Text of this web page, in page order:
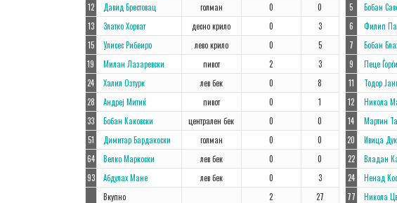
12
Давид Брестовац голман 0
0
13
Златко Хорват десно крило 0
3
15
Улисес Рибеиро лево крило 0
5
19
Милан Лазаревски пивот 2
3
24
Халил Озтурк лев бек 0
8
28
Андреј Митиќ пивот 0
1
33
Бобан Каковски централен бек 0
0
51
Димитар Бардакоски голман 0
0
64
Велко Маркоски лев бек 0
0
93
Абдулах Мане лев бек 0
3
Вкупно
2 27
5
Бобан
6
Филип
7
Бобан
9
Пеце
11
Тодор
12
Никола
14
Мартин
20
Ивица
22
Владан
24
Ненад
77
Никола